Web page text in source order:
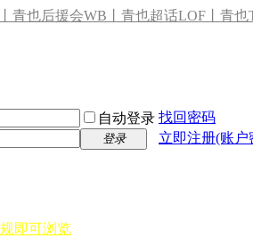
青也后援会WB丨青也超话LOF丨青也
自动登录 找回密码
登录 立即注册(账
即可浏览